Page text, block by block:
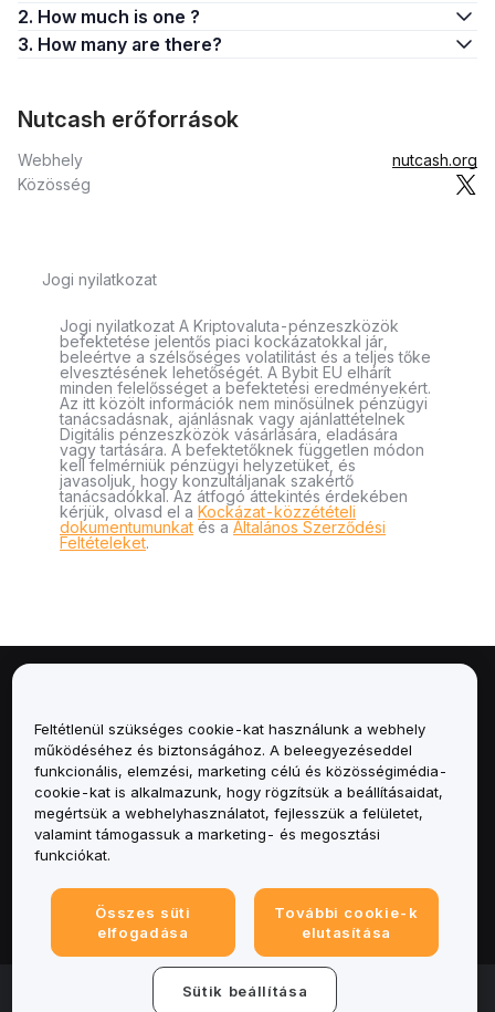
2. How much is one ?
3. How many are there?
Nutcash erőforrások
Webhely
nutcash.org
Közösség
Jogi nyilatkozat
Jogi nyilatkozat A Kriptovaluta-pénzeszközök
befektetése jelentős piaci kockázatokkal jár,
beleértve a szélsőséges volatilitást és a teljes tőke
elvesztésének lehetőségét. A Bybit EU elhárít
minden felelősséget a befektetési eredményekért.
Az itt közölt információk nem minősülnek pénzügyi
tanácsadásnak, ajánlásnak vagy ajánlattételnek
Digitális pénzeszközök vásárlására, eladására
vagy tartására. A befektetőknek független módon
kell felmérniük pénzügyi helyzetüket, és
javasoljuk, hogy konzultáljanak szakértő
tanácsadókkal. Az átfogó áttekintés érdekében
kérjük, olvasd el a Kockázat-közzétételi
dokumentumunkat és a Általános Szerződési
Feltételeket.
Szolgáltatások
Támogatás
Termékek
© 2025-2026 Bybit.eu. All rights reserved.
Feltétlenül szükséges cookie-kat használunk a webhely
működéséhez és biztonságához. A beleegyezéseddel
funkcionális, elemzési, marketing célú és közösségimédia-
cookie-kat is alkalmazunk, hogy rögzítsük a beállításaidat,
megértsük a webhelyhasználatot, fejlesszük a felületet,
valamint támogassuk a marketing- és megosztási
funkciókat.
Összes süti
elfogadása
További cookie-k
elutasítása
Sütik beállítása